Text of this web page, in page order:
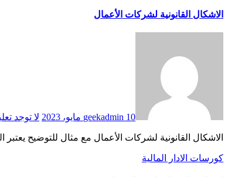
الاشكال القانونية لشركات الأعمال
geekadmin 10 مايو، 2023 لا توجد
الاشكال القانونية لشركات الأعمال مع مثال للتوضيح
كورسات الادار المالية